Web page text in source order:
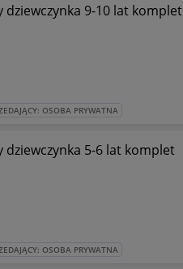
dziewczynka 9-10 lat komplet
OSOBA PRYWATNA
dziewczynka 5-6 lat komplet
OSOBA PRYWATNA